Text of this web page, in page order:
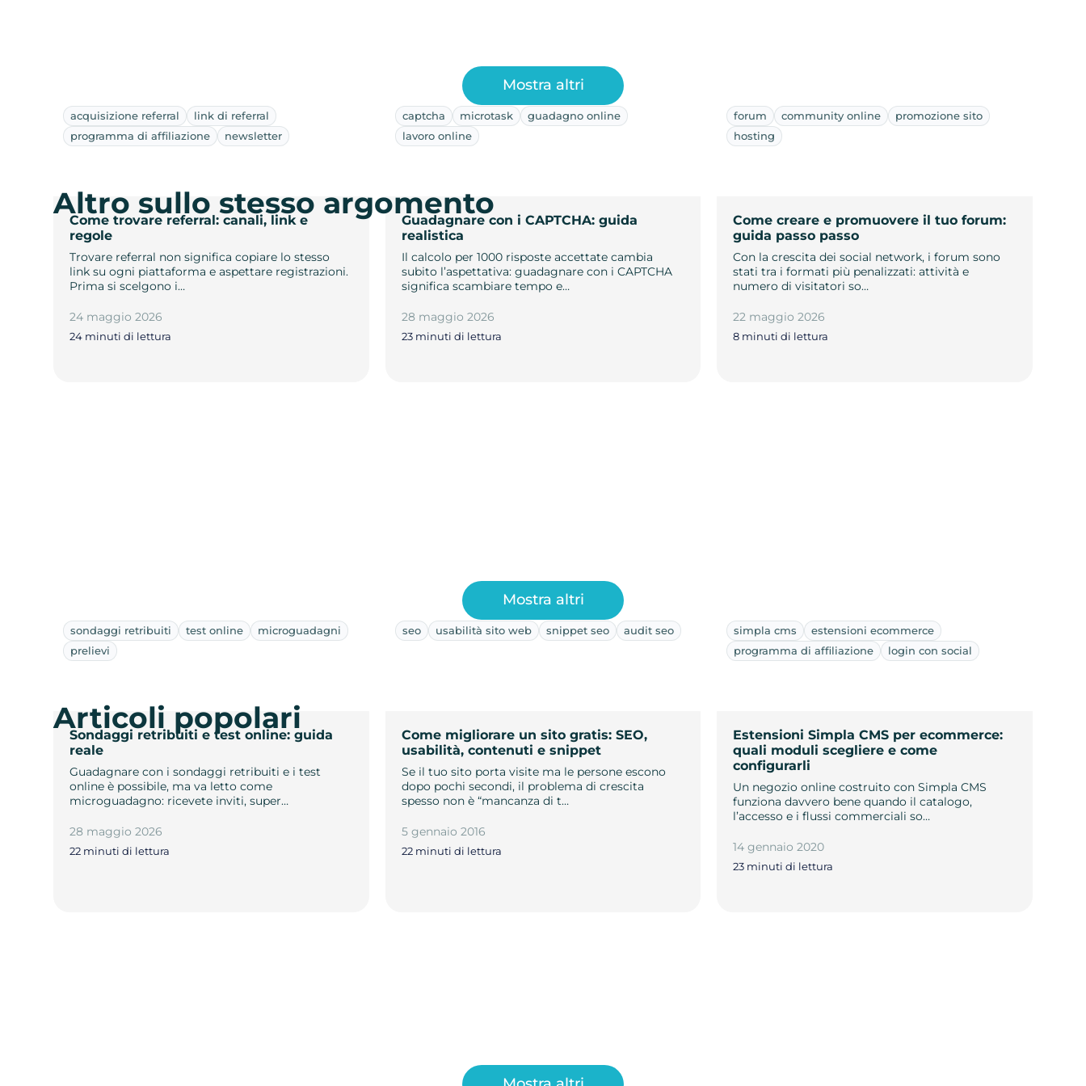
acquisizione referral
link di referral
programma di affiliazione
newsletter
Come trovare referral: canali, link e
regole
Trovare referral non significa copiare lo stesso
link su ogni piattaforma e aspettare registrazioni.
Prima si scelgono i…
24 maggio 2026
24 minuti di lettura
captcha microtask
guadagno online
lavoro online
Guadagnare con i CAPTCHA: guida
realistica
Il calcolo per 1000 risposte accettate cambia
subito l’aspettativa: guadagnare con i CAPTCHA
significa scambiare tempo e…
28 maggio 2026
23 minuti di lettura
forum community online
promozione sito
hosting
Come creare e promuovere il tuo forum:
guida passo passo
Con la crescita dei social network, i forum sono
stati tra i formati più penalizzati: attività e
numero di visitatori so…
22 maggio 2026
8 minuti di lettura
Mostra altri
Altro sullo stesso argomento
sondaggi retribuiti test online
microguadagni
prelievi
Sondaggi retribuiti e test online: guida
reale
Guadagnare con i sondaggi retribuiti e i test
online è possibile, ma va letto come
microguadagno: ricevete inviti, super…
28 maggio 2026
22 minuti di lettura
seo usabilità sito web snippet seo audit seo
Come migliorare un sito gratis: SEO,
usabilità, contenuti e snippet
Se il tuo sito porta visite ma le persone escono
dopo pochi secondi, il problema di crescita
spesso non è “mancanza di t…
5 gennaio 2016
22 minuti di lettura
simpla cms
estensioni ecommerce
programma di affiliazione
login con social
Estensioni Simpla CMS per ecommerce:
quali moduli scegliere e come
configurarli
Un negozio online costruito con Simpla CMS
funziona davvero bene quando il catalogo,
l’accesso e i flussi commerciali so…
14 gennaio 2020
23 minuti di lettura
Mostra altri
Articoli popolari